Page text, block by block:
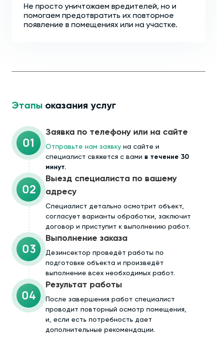
Не просто уничтожаем вредителей, но и
помогаем предотвратить их повторное
появление в помещениях или на участке.
Этапы оказания услуг
01
Заявка по телефону или на сайте
Отправьте нам заявку на сайте и
специалист свяжется с вами в течение 30
минут.
02
Выезд специалиста по вашему
адресу
Cпециалист детально осмотрит объект,
согласует варианты обработки, заключит
договор и приступит к выполнению работ.
03
Выполнение заказа
Дезинсектор проведёт работы по
подготовке объекта и произведёт
выполнение всех необходимых работ.
04
Результат работы
После завершения работ специалист
проводит повторный осмотр помещения,
и, если есть потребность дает
дополнительные рекомендации.